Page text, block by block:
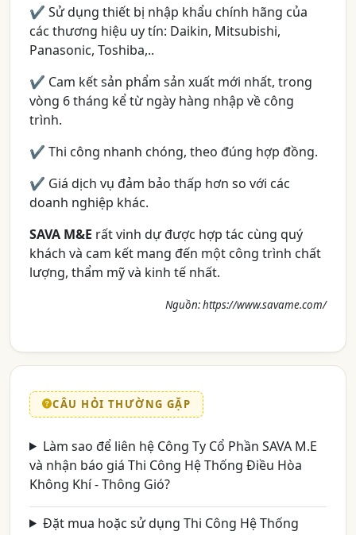
✔ Sử dụng thiết bị nhập khẩu chính hãng của
các thương hiệu uy tín: Daikin, Mitsubishi,
Panasonic, Toshiba,..
✔ Cam kết sản phẩm sản xuất mới nhất, trong
vòng 6 tháng kể từ ngày hàng nhập về công
trình.
✔ Thi công nhanh chóng, theo đúng hợp đồng.
✔ Giá dịch vụ đảm bảo thấp hơn so với các
doanh nghiệp khác.
SAVA M&E rất vinh dự được hợp tác cùng quý
khách và cam kết mang đến một công trình chất
lượng, thẩm mỹ và kinh tế nhất.
Nguồn: https://www.savame.com/
CÂU HỎI THƯỜNG GẶP
Làm sao để liên hệ Công Ty Cổ Phần SAVA M.E
và nhận báo giá Thi Công Hệ Thống Điều Hòa
Không Khí - Thông Gió?
Đặt mua hoặc sử dụng Thi Công Hệ Thống